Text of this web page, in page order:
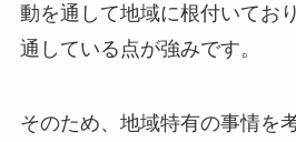
動を通して地域に根付いてお
通している点が強みです。
そのため、地域特有の事情を